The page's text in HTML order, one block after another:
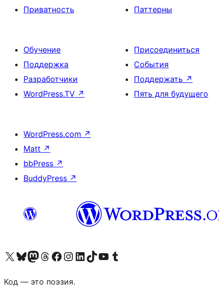
Приватность
Паттерны
Обучение
Поддержка
Разработчики
WordPress.TV ↗
Присоединиться
События
Поддержать ↗
Пять для будущего
WordPress.com ↗
Matt ↗
bbPress ↗
BuddyPress ↗
Посетите нас в X (ранее Twitter)
Посетите нашу учётную запись в Bluesky
Посетите нашу ленту в Mastodon
Посетите нашу учётную запись в Threads
Посетите нашу страницу на Facebook
Посетите наш Instagram
Посетите нашу страницу в LinkedIn
Посетите нашу учётную запись в TikTok
Посетите наш канал YouTube
Посетите нашу учётную запись в Tumblr
Код — это поэзия.